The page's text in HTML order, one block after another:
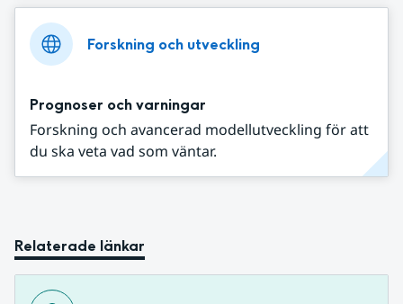
Forskning och utveckling
Prognoser och varningar
Forskning och avancerad modellutveckling för att
du ska veta vad som väntar.
Relaterade länkar